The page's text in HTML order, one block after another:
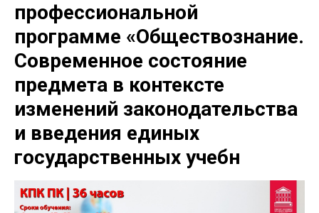
профессиональной
программе «Обществознание.
Современное состояние
предмета в контексте
изменений законодательства
и введения единых
государственных учебн